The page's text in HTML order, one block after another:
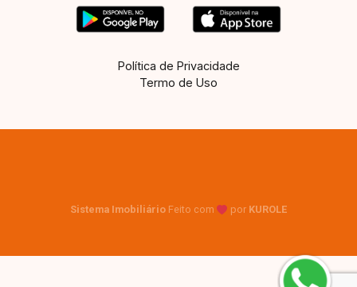
Política de Privacidade
Termo de Uso
Sistema Imobiliário Feito com por KUROLE